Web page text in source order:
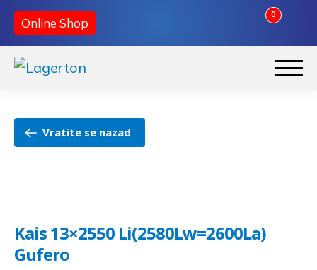
Online Shop
0
navigaciju
sadržaj
PočetnaVratite se nazad
Kais 13×2550 Li(2580Lw=2600La)
Gufero